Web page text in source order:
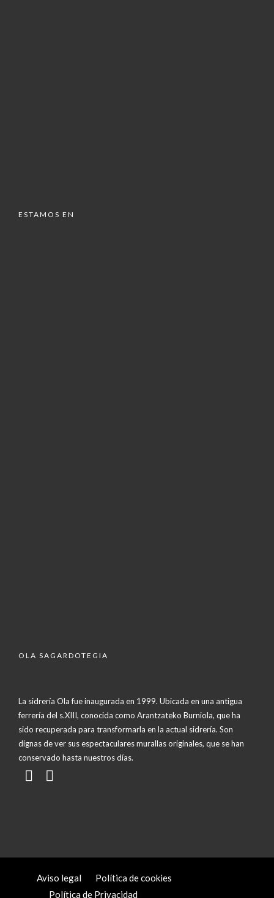
ESTAMOS EN
OLA SAGARDOTEGIA
La sidrería Ola fue inaugurada en 1999. Ubicada en una antigua
ferrería del s.XIII, conocida como Arantzateko Burniola, que ha
sido recuperada para transformarla en la actual sidrería. Son
dignas de ver sus espectaculares murallas originales, que se han
conservado hasta nuestros días.
Aviso legal
Política de cookies
Política de Privacidad